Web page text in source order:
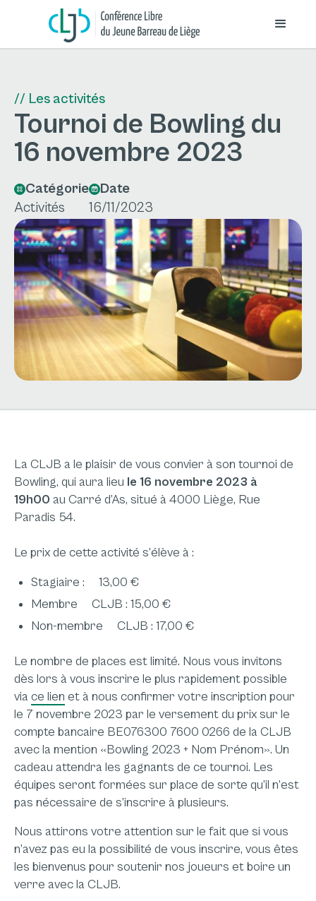
// Les activités
Tournoi de Bowling du
16 novembre 2023
Catégorie
Activités
Date
16/11/2023
La CLJB a le plaisir de vous convier à son tournoi de
Bowling, qui aura lieu le 16 novembre 2023 à
19h00 au Carré d’As, situé à 4000 Liège, Rue
Paradis 54.
Le prix de cette activité s’élève à :
Stagiaire : 13,00 €
Membre CLJB : 15,00 €
Non-membre CLJB : 17,00 €
Le nombre de places est limité. Nous vous invitons
dès lors à vous inscrire le plus rapidement possible
via ce lien et à nous confirmer votre inscription pour
le 7 novembre 2023 par le versement du prix sur le
compte bancaire BE076300 7600 0266 de la CLJB
avec la mention «Bowling 2023 + Nom Prénom». Un
cadeau attendra les gagnants de ce tournoi. Les
équipes seront formées sur place de sorte qu’il n’est
pas nécessaire de s’inscrire à plusieurs.
Nous attirons votre attention sur le fait que si vous
n’avez pas eu la possibilité de vous inscrire, vous êtes
les bienvenus pour soutenir nos joueurs et boire un
verre avec la CLJB.